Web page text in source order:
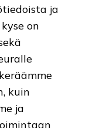
ja
on
kuin
ja